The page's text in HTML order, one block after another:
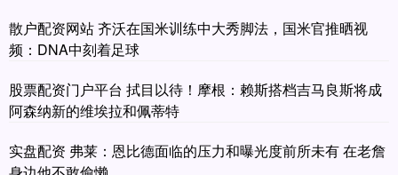
散户配资网站 齐沃在国米训练中大秀脚法，国米官推晒视
频：DNA中刻着足球
股票配资门户平台 拭目以待！摩根：赖斯搭档吉马良斯将成
阿森纳新的维埃拉和佩蒂特
实盘配资 弗莱：恩比德面临的压力和曝光度前所未有 在老詹